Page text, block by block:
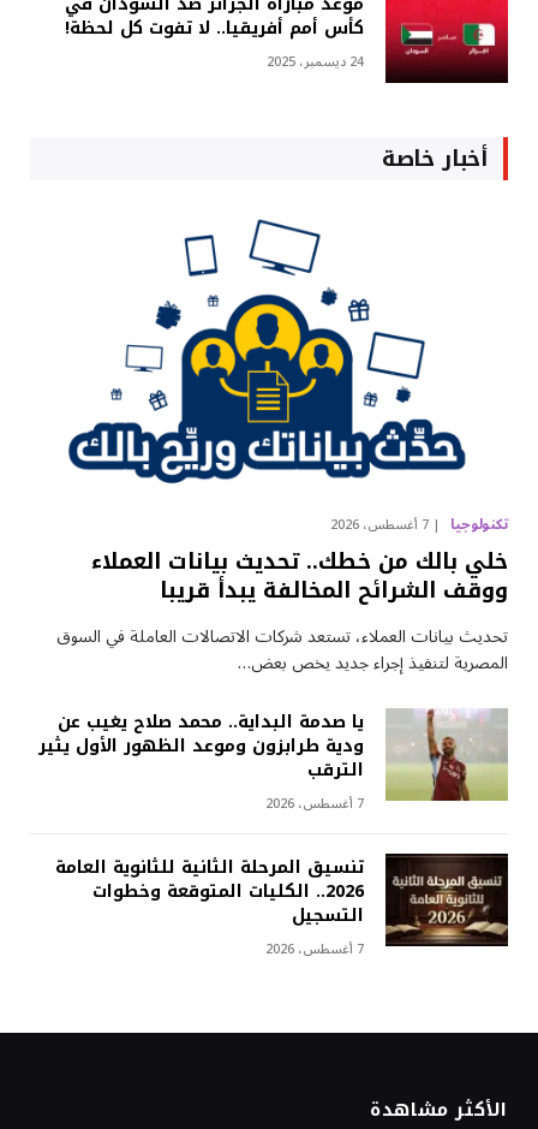
كأس أمم أفريقيا.. لا تفوت كل لحظة!
24 ديسمبر، 2025
أخبار خاصة
تكنولوجيا 7 أغسطس، 2026
خلي بالك من خطك.. تحديث بيانات العملاء
ووقف الشرائح المخالفة يبدأ قريبا
تحديث بيانات العملاء، تستعد شركات الاتصالات العاملة في السوق
المصرية لتنفيذ إجراء جديد يخص بعض…
يا صدمة البداية.. محمد صلاح يغيب عن
ودية طرابزون وموعد الظهور الأول يثير
الترقب
7 أغسطس، 2026
تنسيق المرحلة الثانية للثانوية العامة
2026.. الكليات المتوقعة وخطوات
التسجيل
7 أغسطس، 2026
الأكثر مشاهدة